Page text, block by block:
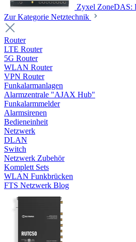
Zyxel ZoneDAS:
Zur Kategorie Netztechnik
Router
LTE Router
5G Router
WLAN Router
VPN Router
Funkalarmanlagen
Alarmzentrale "AJAX Hub"
Funkalarmmelder
Alarmsirenen
Bedieneinheit
Netzwerk
DLAN
Switch
Netzwerk Zubehör
Komplett Sets
WLAN Funkbrücken
FTS Netzwerk Blog